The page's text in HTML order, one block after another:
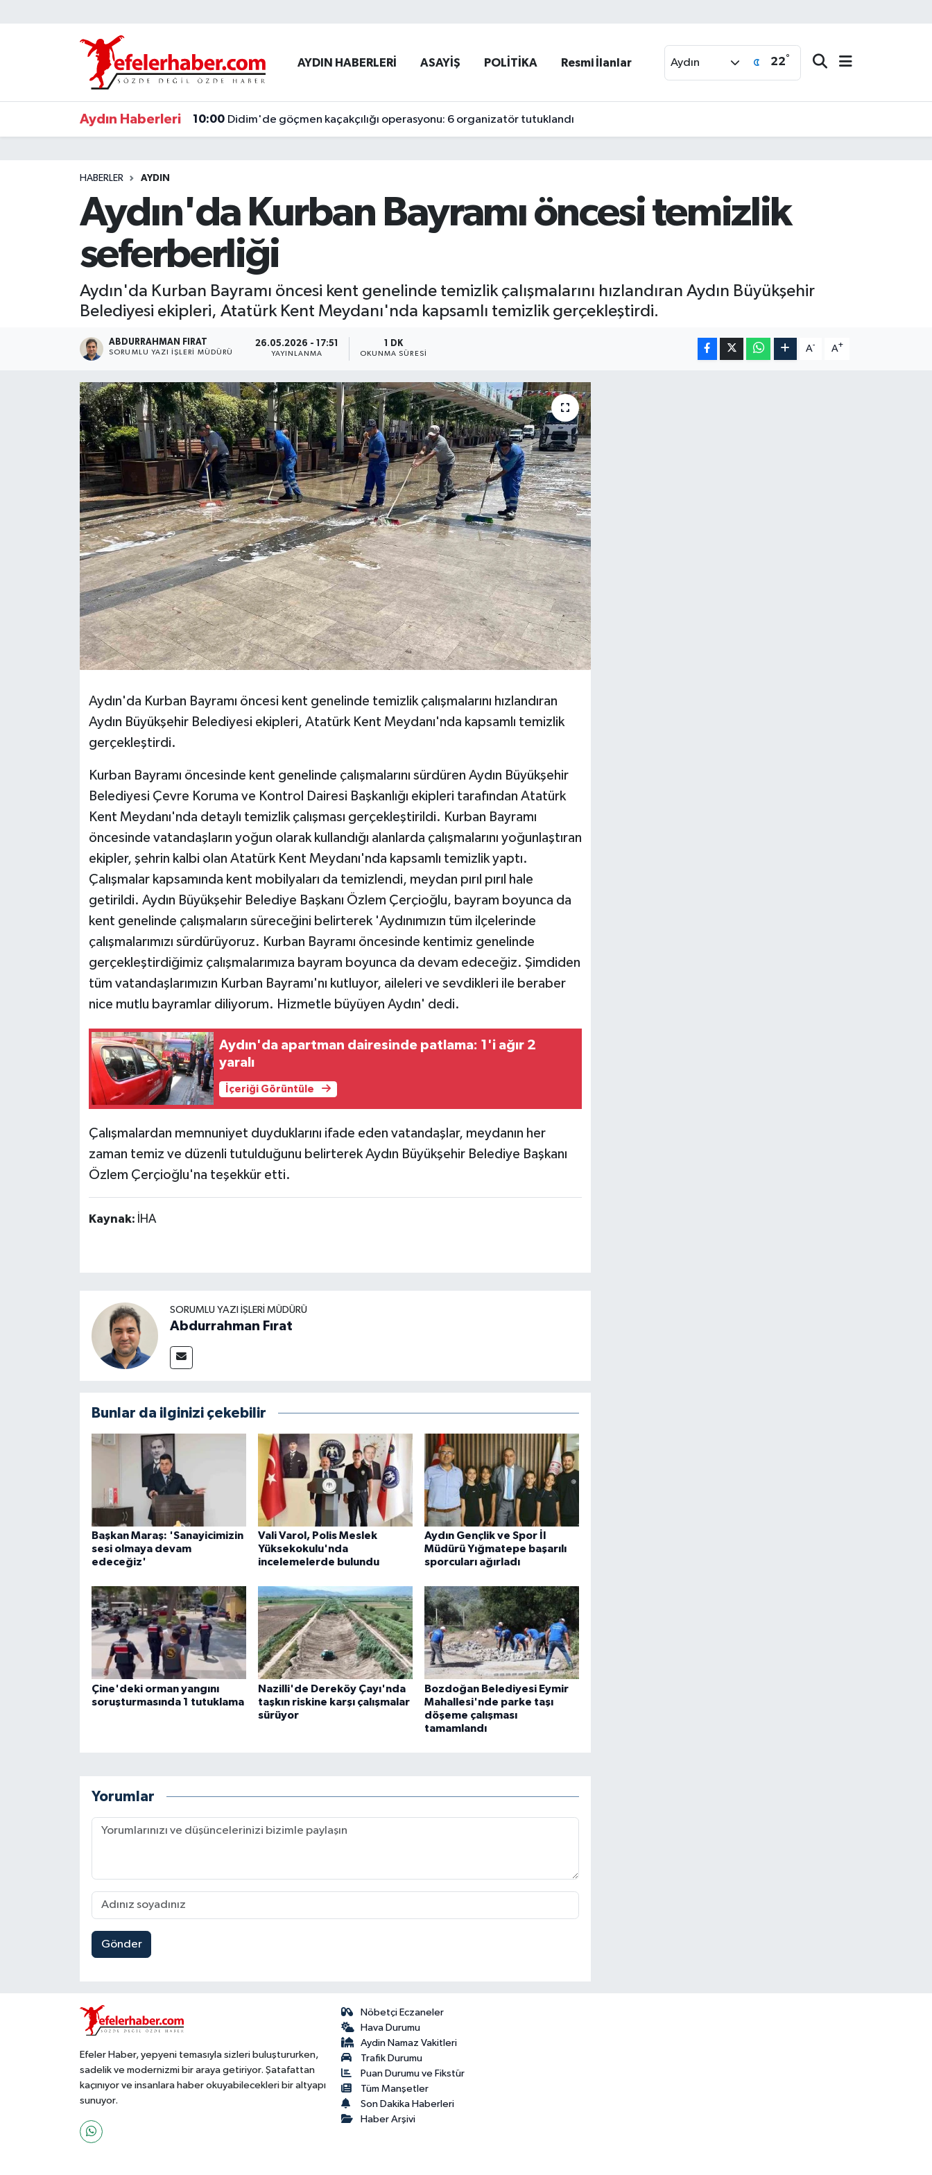
AYDIN HABERLERİ ASAYİŞ POLİTİKA Resmi İlanlar Aydın 22°
Aydın Haberleri 10:00 Didim'de göçmen kaçakçılığı operasyonu: 6 organizatör tutuklandı
HABERLER AYDIN
Aydın'da Kurban Bayramı öncesi temizlik
seferberliği
Aydın'da Kurban Bayramı öncesi kent genelinde temizlik çalışmalarını hızlandıran Aydın Büyükşehir
Belediyesi ekipleri, Atatürk Kent Meydanı'nda kapsamlı temizlik gerçekleştirdi.
ABDURRAHMAN FIRAT
SORUMLU YAZI İŞLERI MÜDÜRÜ
26.05.2026 - 17:51
YAYINLANMA
1 DK
OKUNMA SÜRESI
A- A+
Aydın'da Kurban Bayramı öncesi kent genelinde temizlik çalışmalarını hızlandıran
Aydın Büyükşehir Belediyesi ekipleri, Atatürk Kent Meydanı'nda kapsamlı temizlik
gerçekleştirdi.
Kurban Bayramı öncesinde kent genelinde çalışmalarını sürdüren Aydın Büyükşehir
Belediyesi Çevre Koruma ve Kontrol Dairesi Başkanlığı ekipleri tarafından Atatürk
Kent Meydanı'nda detaylı temizlik çalışması gerçekleştirildi. Kurban Bayramı
öncesinde vatandaşların yoğun olarak kullandığı alanlarda çalışmalarını yoğunlaştıran
ekipler, şehrin kalbi olan Atatürk Kent Meydanı'nda kapsamlı temizlik yaptı.
Çalışmalar kapsamında kent mobilyaları da temizlendi, meydan pırıl pırıl hale
getirildi. Aydın Büyükşehir Belediye Başkanı Özlem Çerçioğlu, bayram boyunca da
kent genelinde çalışmaların süreceğini belirterek 'Aydınımızın tüm ilçelerinde
çalışmalarımızı sürdürüyoruz. Kurban Bayramı öncesinde kentimiz genelinde
gerçekleştirdiğimiz çalışmalarımıza bayram boyunca da devam edeceğiz. Şimdiden
tüm vatandaşlarımızın Kurban Bayramı'nı kutluyor, aileleri ve sevdikleri ile beraber
nice mutlu bayramlar diliyorum. Hizmetle büyüyen Aydın' dedi.
Aydın'da apartman dairesinde patlama: 1'i ağır 2
yaralı
İçeriği Görüntüle
Çalışmalardan memnuniyet duyduklarını ifade eden vatandaşlar, meydanın her
zaman temiz ve düzenli tutulduğunu belirterek Aydın Büyükşehir Belediye Başkanı
Özlem Çerçioğlu'na teşekkür etti.
Kaynak: İHA
SORUMLU YAZI İŞLERI MÜDÜRÜ
Abdurrahman Fırat
Bunlar da ilginizi çekebilir
Başkan Maraş: 'Sanayicimizin
sesi olmaya devam
edeceğiz'
Vali Varol, Polis Meslek
Yüksekokulu'nda
incelemelerde bulundu
Aydın Gençlik ve Spor İl
Müdürü Yığmatepe başarılı
sporcuları ağırladı
Çine'deki orman yangını
soruşturmasında 1 tutuklama
Nazilli'de Dereköy Çayı'nda
taşkın riskine karşı çalışmalar
sürüyor
Bozdoğan Belediyesi Eymir
Mahallesi'nde parke taşı
döşeme çalışması
tamamlandı
Yorumlar
Gönder
Efeler Haber, yepyeni temasıyla sizleri buluştururken,
sadelik ve modernizmi bir araya getiriyor. Şatafattan
kaçınıyor ve insanlara haber okuyabilecekleri bir altyapı
sunuyor.
Nöbetçi Eczaneler
Hava Durumu
Aydin Namaz Vakitleri
Trafik Durumu
Puan Durumu ve Fikstür
Tüm Manşetler
Son Dakika Haberleri
Haber Arşivi
Nöbetçi Eczaneler
Hava Durumu
Aydin Namaz Vakitleri
Tüm Manşetler
Son Dakika Haberleri
Haber Arşivi